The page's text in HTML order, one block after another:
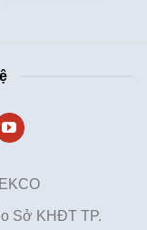
Sở KHĐT TP.